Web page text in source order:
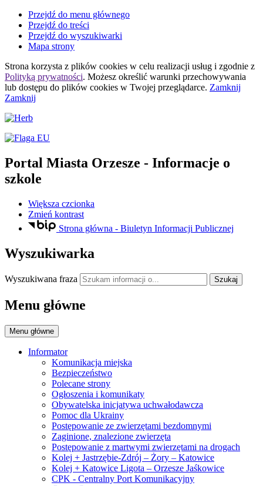
Przejdź do menu głównego
Przejdź do treści
Przejdź do wyszukiwarki
Mapa strony
Strona korzysta z plików cookies w celu realizacji usług i zgodnie z
Polityką prywatności. Możesz określić warunki przechowywania
lub dostępu do plików cookies w Twojej przeglądarce. Zamknij
Zamknij
Portal Miasta Orzesze - Informacje o
szkole
Większa czcionka
Zmień kontrast
Strona główna - Biuletyn Informacji Publicznej
Wyszukiwarka
Wyszukiwana fraza Szukaj
Menu główne
Menu główne
Informator
Komunikacja miejska
Bezpieczeństwo
Polecane strony
Ogłoszenia i komunikaty
Obywatelska inicjatywa uchwałodawcza
Pomoc dla Ukrainy
Postępowanie ze zwierzętami bezdomnymi
Zaginione, znalezione zwierzęta
Postępowanie z martwymi zwierzętami na drogach
Kolej + Jastrzębie-Zdrój – Żory – Katowice
Kolej + Katowice Ligota – Orzesze Jaśkowice
CPK - Centralny Port Komunikacyjny